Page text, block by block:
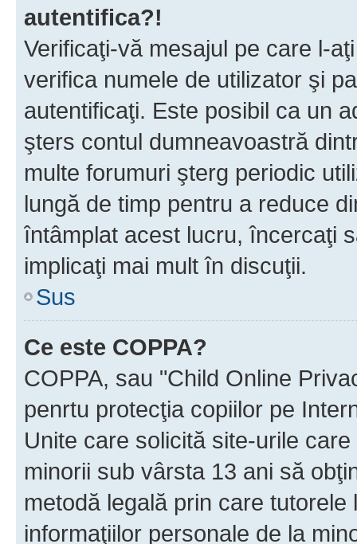
autentifica?!
Verificaţi-vă mesajul pe care l-
verifica numele de utilizator şi
autentificaţi. Este posibil ca un
şters contul dumneavoastră
multe forumuri şterg periodic
lungă de timp pentru a reduce
întâmplat acest lucru, încercaţi
implicaţi mai mult în discuţii.
Sus
Ce este COPPA?
COPPA, sau "Child Online
penrtu protecţia copiilor pe
Unite care solicită site-urile
minorii sub vârsta 13 ani să
metodă legală prin care
informaţiilor personale de la